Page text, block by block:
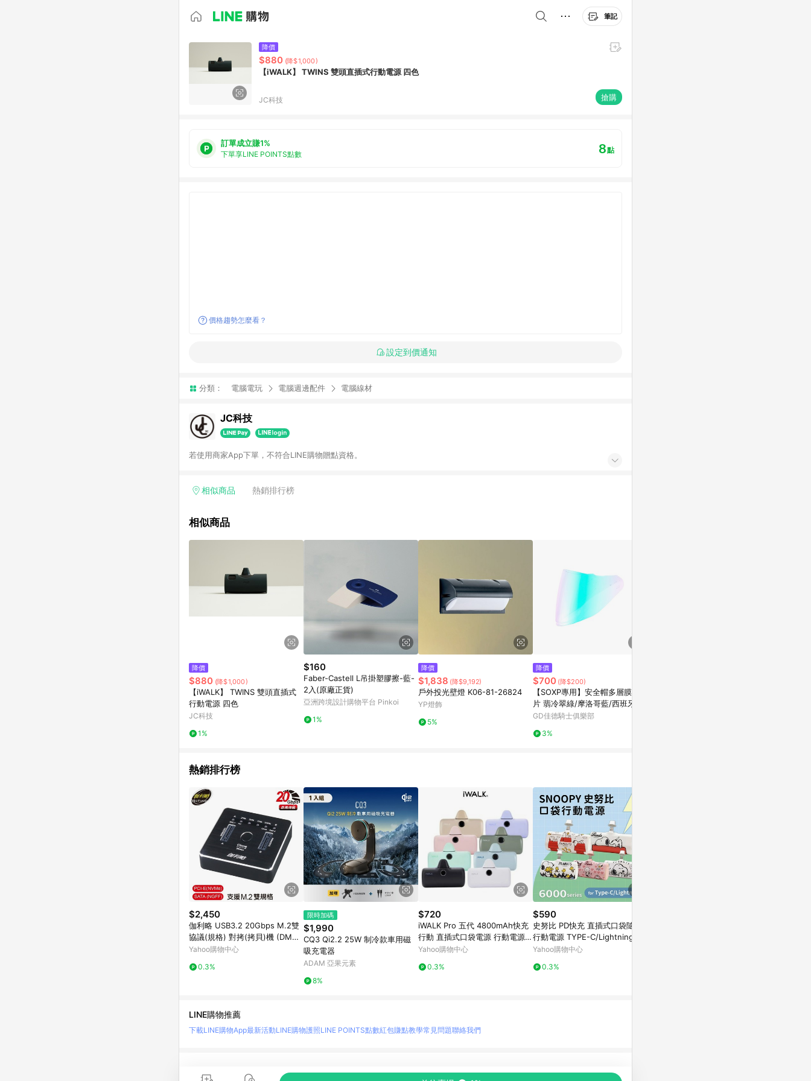
筆記
降價
$880 (降$1,000)
【iWALK】 TWINS 雙頭直插式行動電源 四色
JC科技 搶購
訂單成立賺1%
下單享LINE POINTS點數 8點
價格趨勢怎麼看？
設定到價通知
分類： 電腦電玩 電腦週邊配件 電腦線材
JC科技
若使用商家App下單，不符合LINE購物贈點資格。
相似商品 熱銷排行榜
相似商品
降價
$880 (降$1,000)
【iWALK】 TWINS 雙頭直插式
行動電源 四色
JC科技
1%
$160
Faber-Castell L吊掛塑膠擦-藍-
2入(原廠正貨)
亞洲跨境設計購物平台 Pinkoi
1%
降價
$1,838 (降$9,192)
戶外投光壁燈 K06-81-26824
YP燈飾
5%
降價
$700 (降$200)
【SOXP專用】安全帽多層膜大鏡
片 翡冷翠綠/摩洛哥藍/西班牙紅
三色可選
GD佳德騎士俱樂部
3%
熱銷排行榜
$2,450
伽利略 USB3.2 20Gbps M.2雙
協議(規格) 對拷(拷貝)機 (DMC3
22D)
Yahoo購物中心
0.3%
限時加碼
$1,990
CQ3 Qi2.2 25W 制冷款車用磁
吸充電器
ADAM 亞果元素
8%
$720
iWALK Pro 五代 4800mAh快充
行動 直插式口袋電源 行動電源 L
ightning
Yahoo購物中心
0.3%
$590
史努比 PD快充 直插式口袋隨身
行動電源 TYPE-C/Lightning 60
00series
Yahoo購物中心
0.3%
LINE購物推薦
下載LINE購物App最新活動LINE購物護照LINE POINTS點數紅包賺點教學常見問題聯絡我們
LINE 購物是匯集購物情報與商品資訊的整合性平台，並依購物情報中的趨勢與風格做合作網路商家的延伸商品推薦，商品資料更新會有